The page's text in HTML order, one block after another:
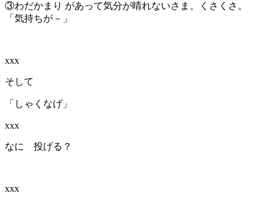
③わだかまり があって気分が晴れないさま。くさくさ 。
「気持ちが－」
xxx
そして
「しゃくなげ」
xxx
なに 投げる？
xxx